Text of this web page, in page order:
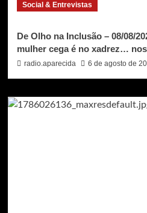
Social & Entrevistas
De Olho na Inclusão – 08/08/
mulher cega é no xadrez…
radio.aparecida 6 de agosto de